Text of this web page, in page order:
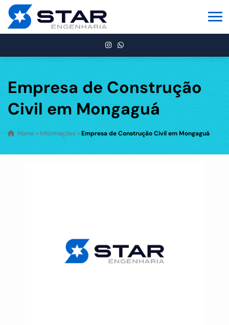
Empresa de Construção
Civil em Mongaguá
Home » Informações »Empresa de Construção Civil em Mongaguá